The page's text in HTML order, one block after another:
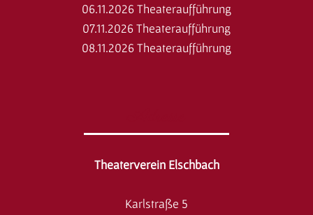
06.11.2026 Theateraufführung
07.11.2026 Theateraufführung
08.11.2026 Theateraufführung
Theaterverein Elschbach
Karlstraße 5